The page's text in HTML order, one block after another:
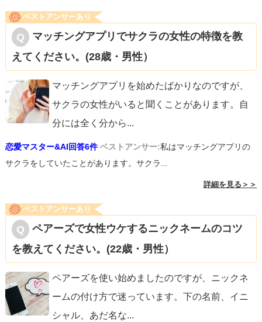
ベストアンサーあり
マッチングアプリでサクラの女性の特徴を教
えてください。(28歳・男性）
マッチングアプリを始めたばかりなのですが、
サクラの女性がいると聞くことがあります。自
分には全く分から...
恋愛マスター&AI回答6件 ベストアンサー:私はマッチングアプリの
サクラをしていたことがあります。サクラ...
詳細を見る＞＞
ベストアンサーあり
ペアーズで女性ウケするニックネームのコツ
を教えてください。(22歳・男性）
ペアーズを使い始めましたのですが、ニックネ
ームの付け方で迷っています。下の名前、イニ
シャル、あだ名な...